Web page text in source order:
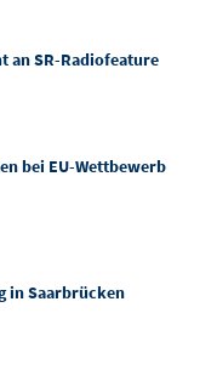
an SR-Radiofeature
bei EU-Wettbewerb
in Saarbrücken